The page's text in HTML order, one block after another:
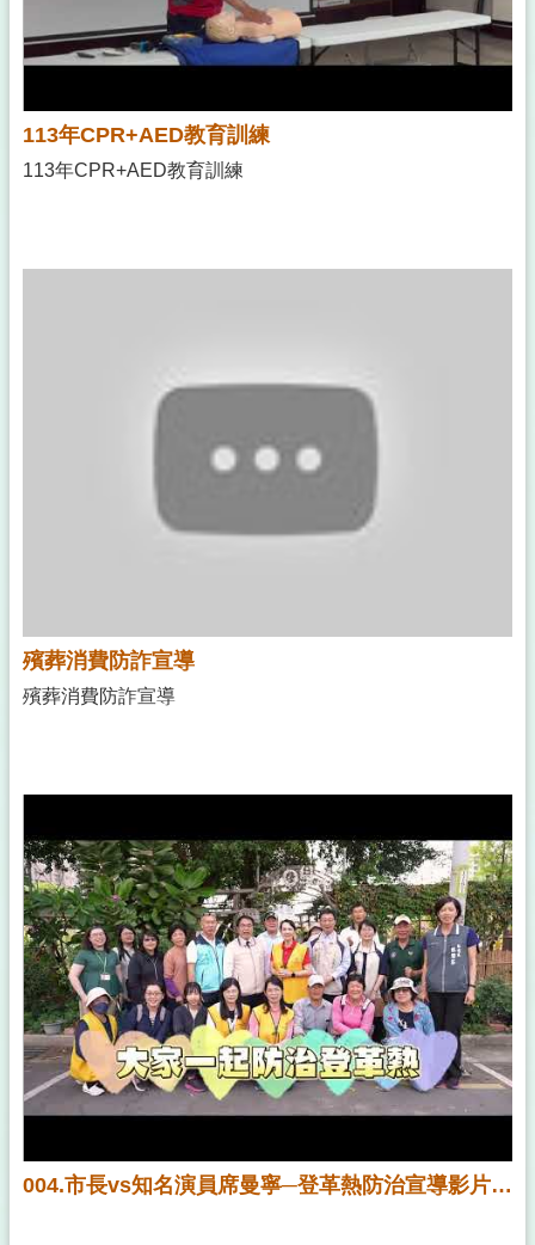
113年CPR+AED教育訓練
113年CPR+AED教育訓練
殯葬消費防詐宣導
殯葬消費防詐宣導
004.市長vs知名演員席曼寧─登革熱防治宣導影片（菜園篇）